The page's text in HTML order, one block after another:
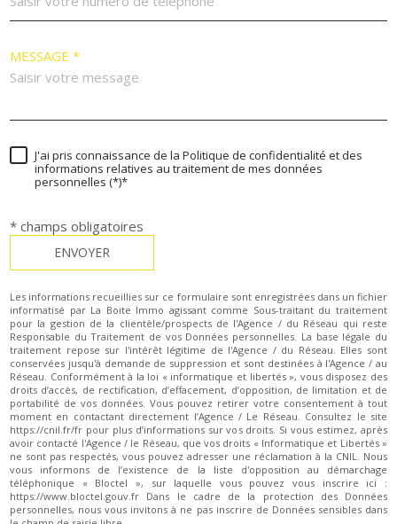
MESSAGE *
J'ai pris connaissance de la Politique de confidentialité et des
informations relatives au traitement de mes données
personnelles (*)*
* champs obligatoires
ENVOYER
Les informations recueillies sur ce formulaire sont enregistrées dans un fichier
informatisé par La Boite Immo agissant comme Sous-traitant du traitement
pour la gestion de la clientèle/prospects de l'Agence / du Réseau qui reste
Responsable du Traitement de vos Données personnelles. La base légale du
traitement repose sur l'intérêt légitime de l'Agence / du Réseau. Elles sont
conservées jusqu'à demande de suppression et sont destinées à l'Agence / au
Réseau. Conformément à la loi « informatique et libertés », vous disposez des
droits d’accès, de rectification, d’effacement, d’opposition, de limitation et de
portabilité de vos données. Vous pouvez retirer votre consentement à tout
moment en contactant directement l’Agence / Le Réseau. Consultez le site
https://cnil.fr/fr pour plus d’informations sur vos droits. Si vous estimez, après
avoir contacté l'Agence / le Réseau, que vos droits « Informatique et Libertés »
ne sont pas respectés, vous pouvez adresser une réclamation à la CNIL. Nous
vous informons de l’existence de la liste d'opposition au démarchage
téléphonique « Bloctel », sur laquelle vous pouvez vous inscrire ici :
https://www.bloctel.gouv.fr Dans le cadre de la protection des Données
personnelles, nous vous invitons à ne pas inscrire de Données sensibles dans